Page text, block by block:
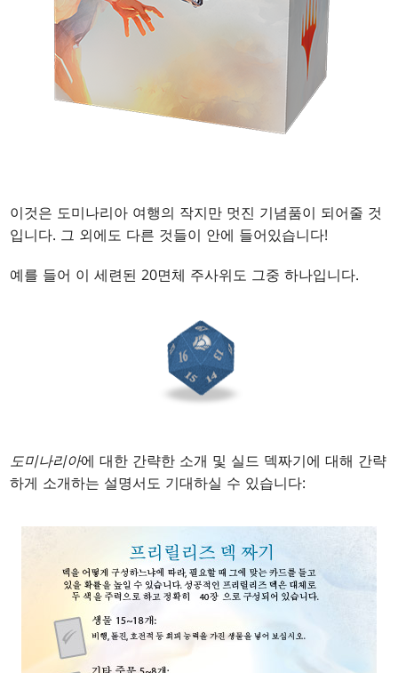
이것은 도미나리아 여행의 작지만 멋진 기념품이 되어줄 것
입니다. 그 외에도 다른 것들이 안에 들어있습니다!
예를 들어 이 세련된 20면체 주사위도 그중 하나입니다.
도미나리아에 대한 간략한 소개 및 실드 덱짜기에 대해 간략
하게 소개하는 설명서도 기대하실 수 있습니다: